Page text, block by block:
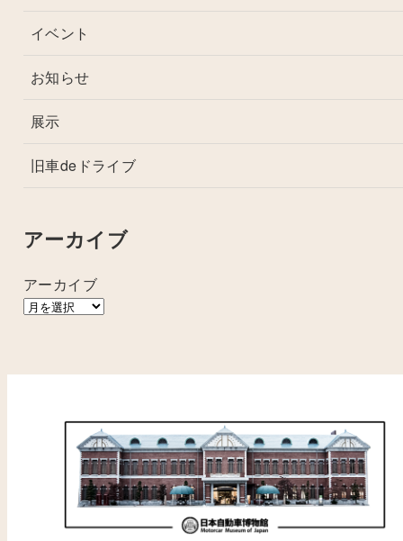
イベント
お知らせ
展示
旧車deドライブ
アーカイブ
アーカイブ